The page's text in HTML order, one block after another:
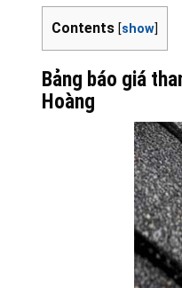
Contents [show]
Bảng báo giá
Hoàng